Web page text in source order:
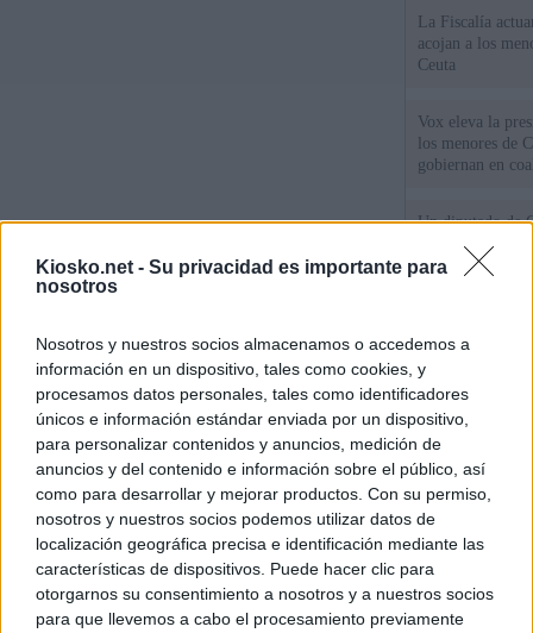
Kiosko.net - Su privacidad es importante para
nosotros
Nosotros y nuestros socios almacenamos o accedemos a
información en un dispositivo, tales como cookies, y
procesamos datos personales, tales como identificadores
únicos e información estándar enviada por un dispositivo,
para personalizar contenidos y anuncios, medición de
anuncios y del contenido e información sobre el público, así
como para desarrollar y mejorar productos. Con su permiso,
nosotros y nuestros socios podemos utilizar datos de
localización geográfica precisa e identificación mediante las
características de dispositivos. Puede hacer clic para
otorgarnos su consentimiento a nosotros y a nuestros socios
para que llevemos a cabo el procesamiento previamente
La Fiscalía
acojan a los
Ceuta
Vox eleva la
los menores de
gobiernan en
Un diputado de
ante la Fiscalía
los inmigrantes”
ministros
de Ceuta
© Kiosko.net Aviso Legal Privacidad y Cookies